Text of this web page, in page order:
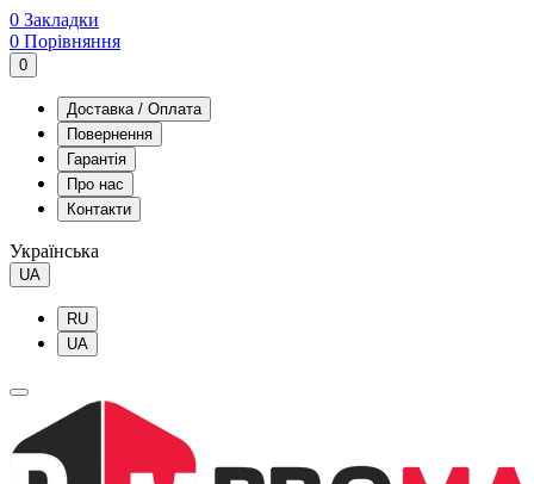
0 Закладки
0 Порівняння
0
Доставка / Оплата
Повернення
Гарантія
Про нас
Контакти
Українська
UA
RU
UA